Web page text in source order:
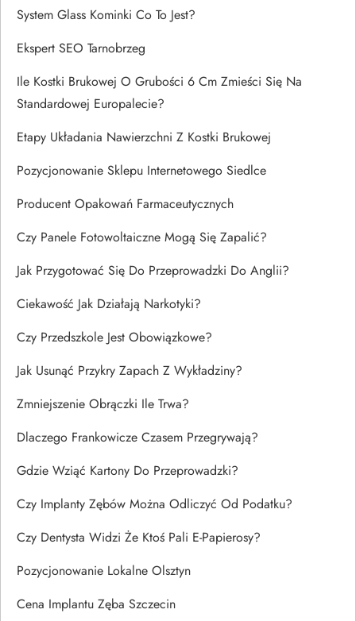
System Glass Kominki Co To Jest?
Ekspert SEO Tarnobrzeg
Ile Kostki Brukowej O Grubości 6 Cm Zmieści Się Na
Standardowej Europalecie?
Etapy Układania Nawierzchni Z Kostki Brukowej
Pozycjonowanie Sklepu Internetowego Siedlce
Producent Opakowań Farmaceutycznych
Czy Panele Fotowoltaiczne Mogą Się Zapalić?
Jak Przygotować Się Do Przeprowadzki Do Anglii?
Ciekawość Jak Działają Narkotyki?
Czy Przedszkole Jest Obowiązkowe?
Jak Usunąć Przykry Zapach Z Wykładziny?
Zmniejszenie Obrączki Ile Trwa?
Dlaczego Frankowicze Czasem Przegrywają?
Gdzie Wziąć Kartony Do Przeprowadzki?
Czy Implanty Zębów Można Odliczyć Od Podatku?
Czy Dentysta Widzi Że Ktoś Pali E-Papierosy?
Pozycjonowanie Lokalne Olsztyn
Cena Implantu Zęba Szczecin